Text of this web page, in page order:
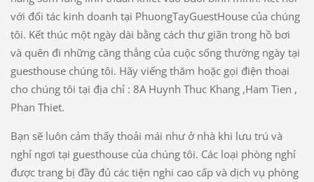
với đối tác kinh doanh tại PhuongTayGuestHouse của chúng
tôi. Kết thúc một ngày dài bằng cách thư giãn trong hồ bơi
và quên đi những căng thẳng của cuộc sống thường ngày tại
guesthouse chúng tôi. Hãy viếng thăm hoặc gọi điện thoại
cho chúng tôi tại địa chỉ : 8A Huynh Thuc Khang ,Ham Tien ,
Phan Thiet.
Bạn sẽ luôn cảm thấy thoải mái như ở nhà khi lưu trú và
nghỉ ngơi tại guesthouse của chúng tôi. Các loại phòng nghỉ
được trang bị đầy đủ các tiện nghi cao cấp và dịch vụ phòng